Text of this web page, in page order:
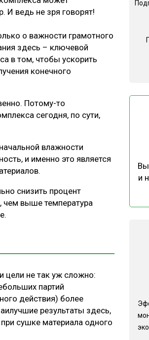
ОТРАСЛЕВАЯ
КАЛЕНДАРЬ
И ведь не зря говорят!
о важности грамотного
здесь – ключевой
в том, чтобы ускорить
конечного
Потому-то
сегодня, по сути,
влажности
и именно это является
снизить процент
чем выше температура
цели не так уж сложно:
партий
действия) более
результаты здесь,
сушке материала одного
и